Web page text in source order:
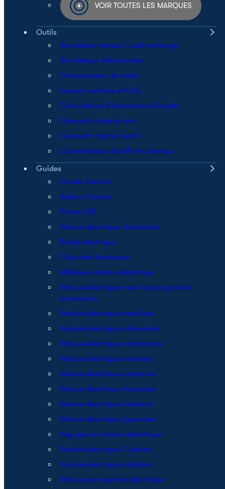
VOIR TOUTES LES MARQUES
Outils
Simulateur temps / coût recharge
Simulateur d’économies
Comparateur de coûts
Impact carbone et CO₂
Calculatrice d’économies d’impôts
Convertir miles en km
Convertir mph en km/h
Convertisseur de kW en chevaux
Guides
Guide d’achat
Aides à l’achat
Prime CEE
Voiture électrique d’occasion
Break électrique
Cabriolet électrique
Meilleure voiture électrique
Voiture électrique avec la plus grande
autonomie
Voiture électrique familiale
Voiture électrique allemande
Voiture électrique américaine
Voiture électrique chinoise
Voiture électrique coréenne
Voiture électrique française
Voiture électrique italienne
Voiture électrique japonaise
Voyager en voiture électrique
Voiture électrique 7 places
Voiture électrique citadine
Voiture sans permis électrique